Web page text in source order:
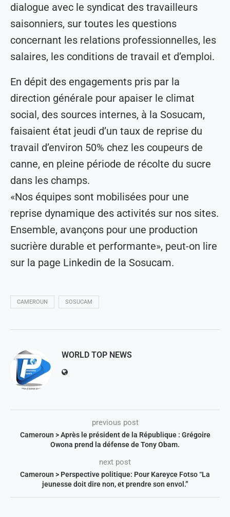
dialogue avec le syndicat des travailleurs
saisonniers, sur toutes les questions
concernant les relations professionnelles, les
salaires, les conditions de travail et d’emploi.
En dépit des engagements pris par la
direction générale pour apaiser le climat
social, des sources internes, à la Sosucam,
faisaient état jeudi d’un taux de reprise du
travail d’environ 50% chez les coupeurs de
canne, en pleine période de récolte du sucre
dans les champs.
«Nos équipes sont mobilisées pour une
reprise dynamique des activités sur nos sites.
Ensemble, avançons pour une production
sucrière durable et performante», peut-on lire
sur la page Linkedin de la Sosucam.
CAMEROUN SOSUCAM
WORLD TOP NEWS
previous post
Cameroun > Après le président de la République : Grégoire
Owona prend la défense de Tony Obam.
next post
Cameroun > Perspective politique: Pour Kareyce Fotso “La
jeunesse doit dire non, et prendre son envol.”